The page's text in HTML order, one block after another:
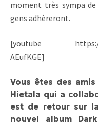
moment très sympa
gens adhèreront.
[youtube https://
AEufKGE]
Vous êtes des
Hietala qui a
est de retour sur
nouvel album